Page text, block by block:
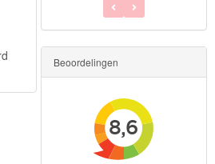
Beoordelingen